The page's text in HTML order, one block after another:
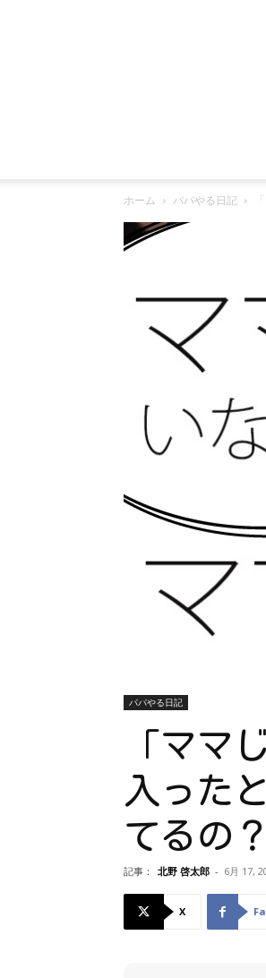
ホーム パパやる日記
パパやる日記
「ママ
入った
てるの
記事： 北野 啓太郎 - 6月 17,
X